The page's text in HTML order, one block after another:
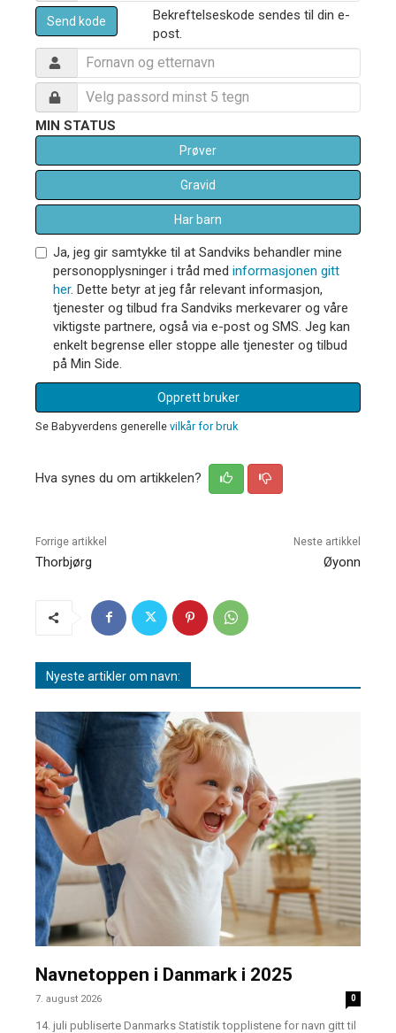
Send kode
Bekreftelseskode sendes til din e-
post.
MIN STATUS
Prøver
Gravid
Har barn
Ja, jeg gir samtykke til at Sandviks behandler mine
personopplysninger i tråd med informasjonen gitt
her. Dette betyr at jeg får relevant informasjon,
tjenester og tilbud fra Sandviks merkevarer og våre
viktigste partnere, også via e-post og SMS. Jeg kan
enkelt begrense eller stoppe alle tjenester og tilbud
på Min Side.
Opprett bruker
Se Babyverdens generelle vilkår for bruk
Hva synes du om artikkelen?
Forrige artikkel
Thorbjørg
Neste artikkel
Øyonn
Nyeste artikler om navn:
Navnetoppen i Danmark i 2025
7. august 2026 0
14. juli publiserte Danmarks Statistik topplistene for navn gitt til